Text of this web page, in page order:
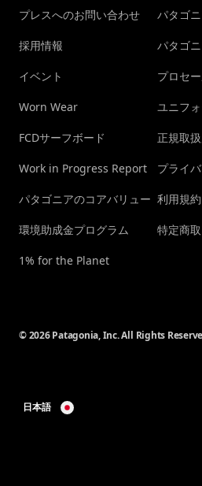
プレスへのお問い合わせ
採用情報
イベント
Worn Wear
FCDサーフボード
Work in Progress Report
パタゴニアのコアバリュー
環境助成金プログラム
1% for the Planet
パタゴ
パタゴ
プロセ
ユニフ
正規取
プライ
利用規約
特定商
© 2026 Patagonia, Inc. All Rights
日本語